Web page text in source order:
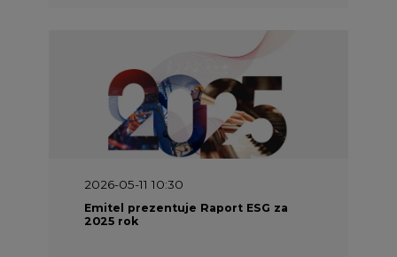
2026-04-27 06:30
Czy polskie firmy w ogóle wiedzą ile
energii zużywają? Raport Schneider